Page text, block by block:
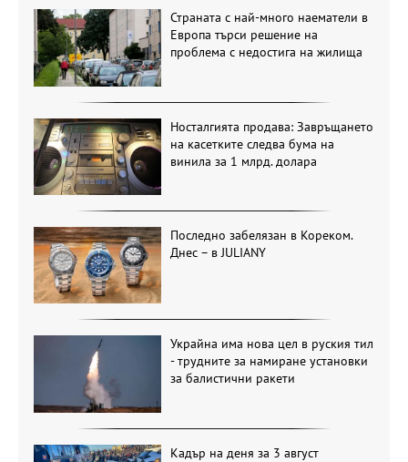
Страната с най-много наематели в
Европа търси решение на
проблема с недостига на жилища
Носталгията продава: Завръщането
на касетките следва бума на
винила за 1 млрд. долара
Последно забелязан в Кореком.
Днес – в JULIANY
Украйна има нова цел в руския тил
- трудните за намиране установки
за балистични ракети
Кадър на деня за 3 август